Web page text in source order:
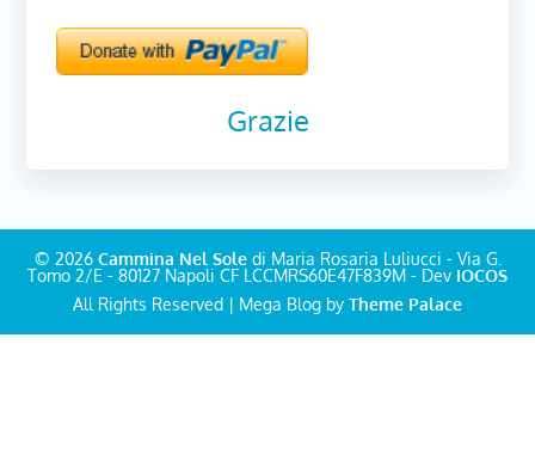
Grazie
© 2026 Cammina Nel Soledi Maria Rosaria Luliucci - Via G.
Tomo 2/E - 80127 Napoli CF LCCMRS60E47F839M - Dev IOCOS
All Rights Reserved | Mega Blog by Theme Palace